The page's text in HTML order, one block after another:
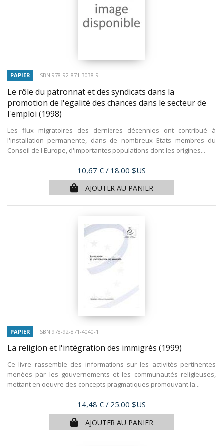
PAPIER ISBN 978-92-871-3038-9
Le rôle du patronnat et des syndicats dans la
promotion de l'egalité des chances dans le secteur de
l'emploi (1998)
Les flux migratoires des dernières décennies ont contribué à
l'installation permanente, dans de nombreux Etats membres du
Conseil de l'Europe, d'importantes populations dont les origines...
Prix
10,67 € / 18.00 $US
AJOUTER AU PANIER
PAPIER ISBN 978-92-871-4040-1
La religion et l'intégration des immigrés (1999)
Ce livre rassemble des informations sur les activités pertinentes
menées par les gouvernements et les communautés religieuses,
mettant en oeuvre des concepts pragmatiques promouvant la...
Prix
14,48 € / 25.00 $US
AJOUTER AU PANIER